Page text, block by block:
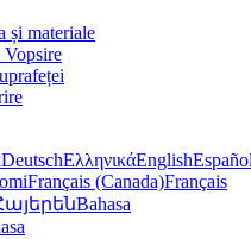
și materiale
Vopsire
DeutschΕλληνικάEnglish
Français (Canada)Français
Bahasa